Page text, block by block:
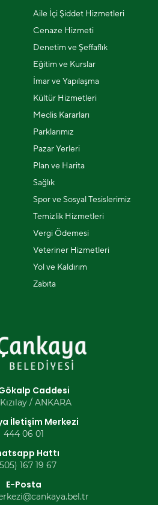
Aile İçi Şiddet Hizmetleri
Cenaze Hizmeti
Denetim ve Şeffaflık
Eğitim ve Kurslar
İmar ve Yapılaşma
Kültür Hizmetleri
Meclis Kararları
Parklarımız
Pazar Yerleri
Plan ve Harita
Sağlık
Spor ve Sosyal Tesislerimiz
Temizlik Hizmetleri
Vergi Ödemesi
Veteriner Hizmetleri
Yol ve Kaldırım
Zabıta
Caddesi
Kızılay / ANKARA
İletişim Merkezi
444 06 01
Hattı
167 19 67
E-Posta